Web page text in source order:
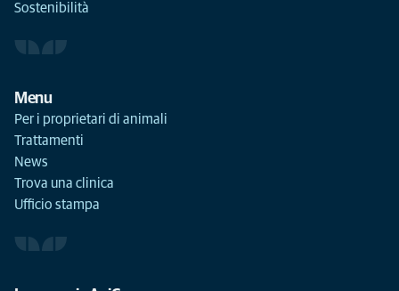
Sostenibilità
Menu
Per i proprietari di animali
Trattamenti
News
Trova una clinica
Ufficio stampa